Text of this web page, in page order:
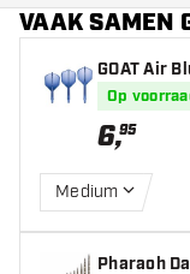
VAAK SAMEN
GOAT Air
Op
6,95
Medium
Pharaoh